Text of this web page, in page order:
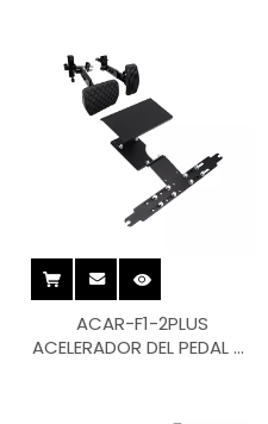
ACAR-F1-2PLUS
ACELERADOR DEL PEDAL DE